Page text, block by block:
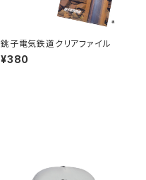
銚子電気鉄道クリアファイル
¥380